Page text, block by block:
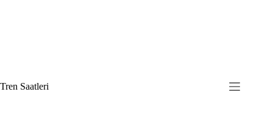
to
content
Tren Saatleri